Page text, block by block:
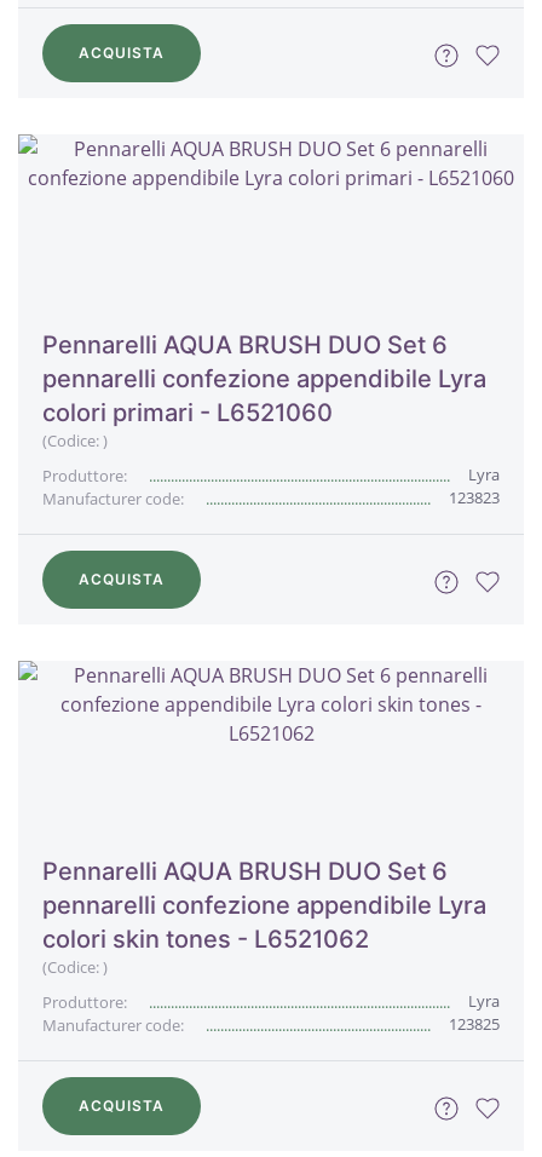
ACQUISTA
Pennarelli AQUA BRUSH DUO Set 6
pennarelli confezione appendibile Lyra
colori primari - L6521060
(Codice:)
Produttore:
Lyra
Manufacturer code:
123823
ACQUISTA
Pennarelli AQUA BRUSH DUO Set 6
pennarelli confezione appendibile Lyra
colori skin tones - L6521062
(Codice:)
Produttore:
Lyra
Manufacturer code:
123825
ACQUISTA